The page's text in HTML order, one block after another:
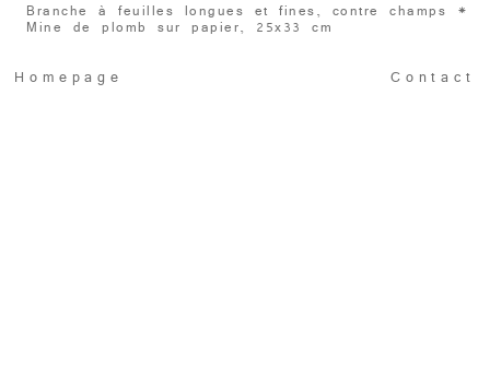
Branche à feuilles longues et fines, contre champs *
Mine de plomb sur papier, 25x33 cm
Homepage Contact